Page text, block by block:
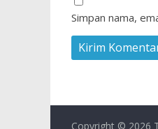
Simpan nama,
Copyright © 2026